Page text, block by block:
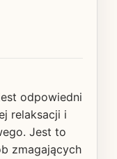
odpowiedni
relaksacji i
Jest to
zmagających